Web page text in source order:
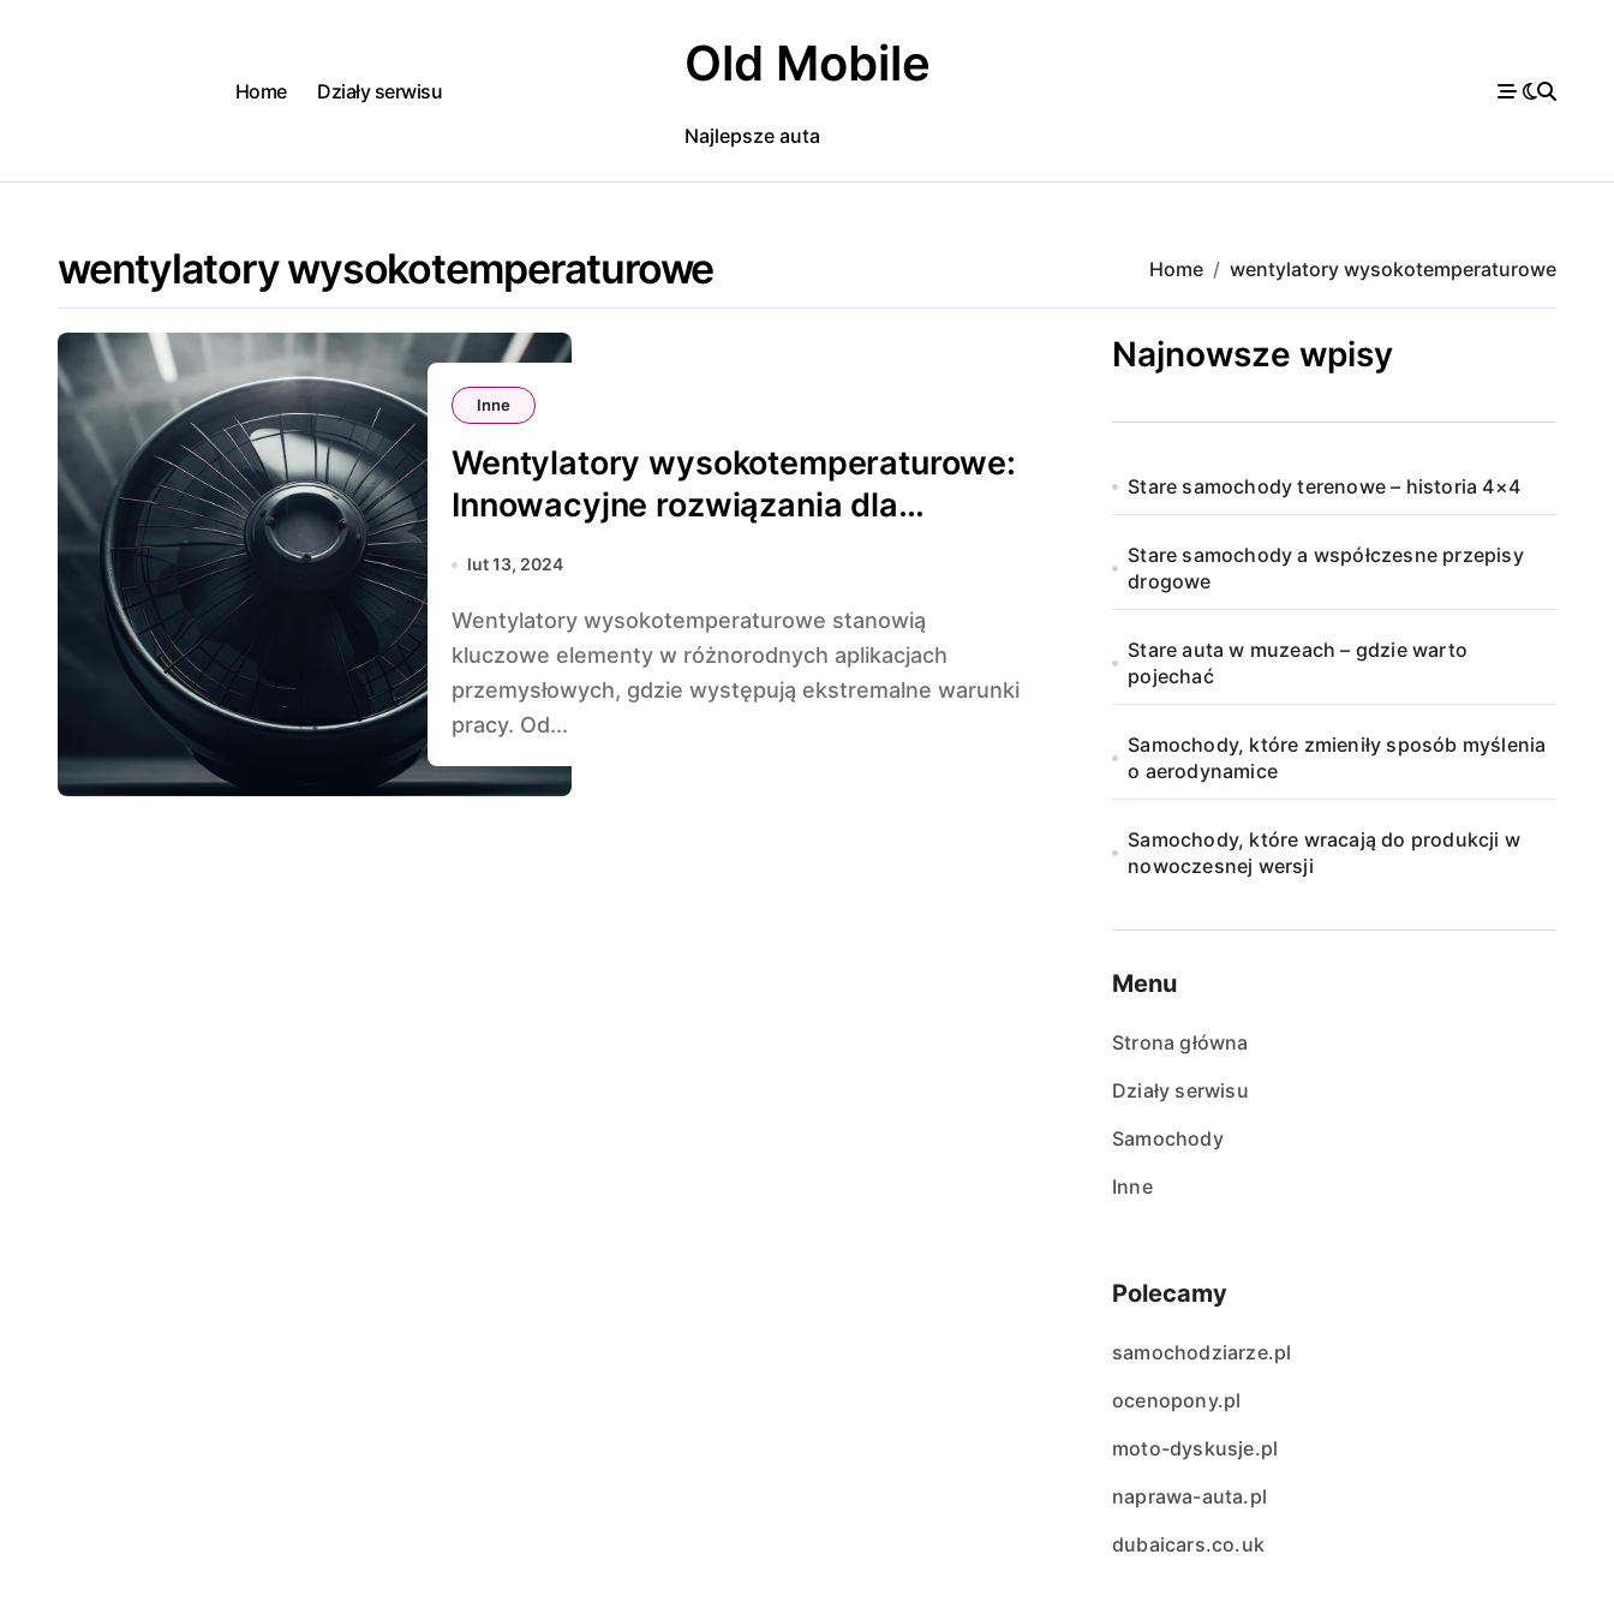
Home
Działy serwisu Old Mobile
Najlepsze auta
wentylatory wysokotemperaturowe Home wentylatory wysokotemperaturowe
Inne
Wentylatory wysokotemperaturowe:
Innowacyjne rozwiązania dla
ekstremalnych warunków
lut 13, 2024
Wentylatory wysokotemperaturowe stanowią
kluczowe elementy w różnorodnych aplikacjach
przemysłowych, gdzie występują ekstremalne warunki
pracy. Od...
Najnowsze wpisy
Stare samochody terenowe – historia 4×4
Stare samochody a współczesne przepisy
drogowe
Stare auta w muzeach – gdzie warto
pojechać
Samochody, które zmieniły sposób myślenia
o aerodynamice
Samochody, które wracają do produkcji w
nowoczesnej wersji
Menu
Strona główna
Działy serwisu
Samochody
Inne
Polecamy
samochodziarze.pl
ocenopony.pl
moto-dyskusje.pl
naprawa-auta.pl
dubaicars.co.uk